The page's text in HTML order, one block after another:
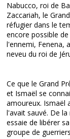
Nabucco, roi de
Zaccariah, le
réfugier dans le
encore possible
l'ennemi, Fenena,
neveu du roi de
Ce que le Grand
et Ismaël se
amoureux. Ismaël
l'avait sauvé. De
essaie de libérer
groupe de